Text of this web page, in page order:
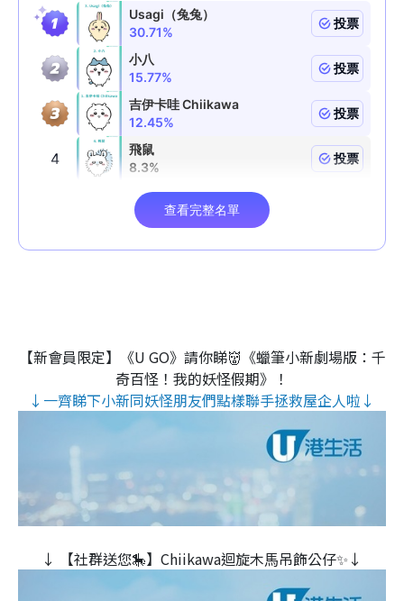
【新會員限定】《U GO》請你睇👹《蠟筆小新劇場版：千
奇百怪！我的妖怪假期》！
↓一齊睇下小新同妖怪朋友們點樣聯手拯救屋企人啦↓
↓ 【社群送您🎠】Chiikawa迴旋木⾺吊飾公仔✨↓